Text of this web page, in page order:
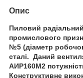
Опис
Пиловий
промислового
№5 (діаметр
сталі. Даний
АИР160M2
Конструктивне